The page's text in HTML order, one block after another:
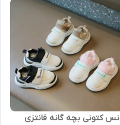
ونس کتونی بچه گانه فانتزی